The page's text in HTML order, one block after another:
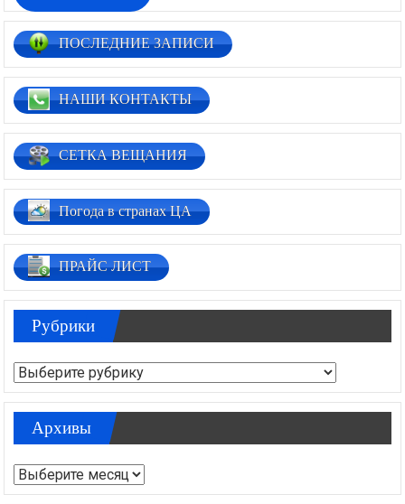
ПОСЛЕДНИЕ ЗАПИСИ
НАШИ КОНТАКТЫ
СЕТКА ВЕЩАНИЯ
Погода в странах ЦА
ПРАЙС ЛИСТ
Рубрики
Рубрики
Архивы
Архивы